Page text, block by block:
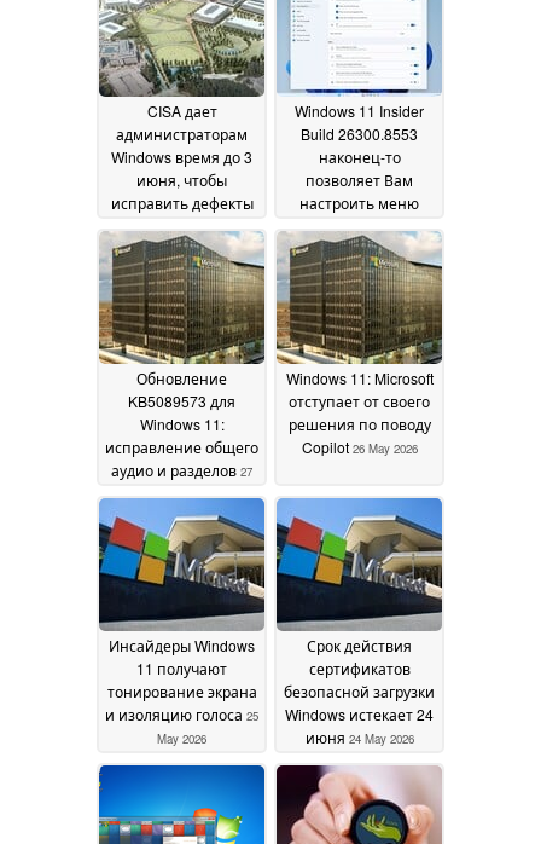
CISA дает
администраторам
Windows время до 3
июня, чтобы
исправить дефекты
Defender01 June 2026
Windows 11 Insider
Build 26300.8553
наконец-то
позволяет Вам
настроить меню
01 June 2026
Обновление
KB5089573 для
Windows 11:
исправление общего
аудио и разделов 27
May 2026
Windows 11: Microsoft
отступает от своего
решения по поводу
Copilot 26 May 2026
Инсайдеры Windows
11 получают
тонирование экрана
и изоляцию голоса 25
May 2026
Срок действия
сертификатов
безопасной загрузки
Windows истекает 24
июня 24 May 2026